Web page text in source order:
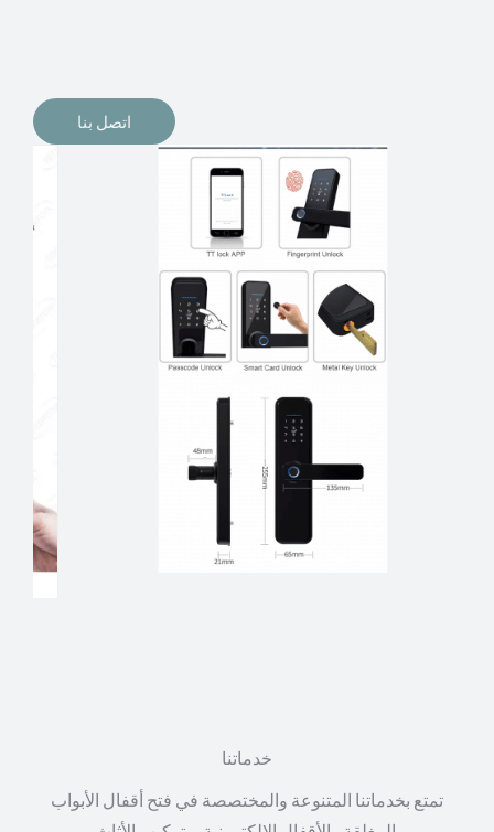
اتصل بنا
خدماتنا
تمتع بخدماتنا المتنوعة والمختصصة في فتح أقفال الأبواب